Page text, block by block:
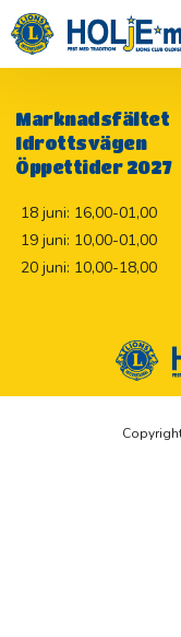
Stiftelsen Värnet,
Marknadsfältet
Idrottsvägen
Öppettider 2027
18 juni: 16,00-01,00
19 juni: 10,00-01,00
20 juni: 10,00-18,00